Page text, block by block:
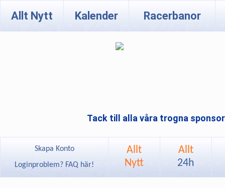
Allt Nytt Kalender Racerbanor
Tack till alla våra trogna
Skapa Konto
Loginproblem? FAQ här!
Allt
Nytt
Allt
24h